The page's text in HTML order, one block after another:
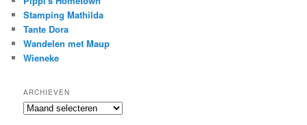
Stamping Mathilda
Tante Dora
Wandelen met Maup
Wieneke
ARCHIEVEN
Archieven